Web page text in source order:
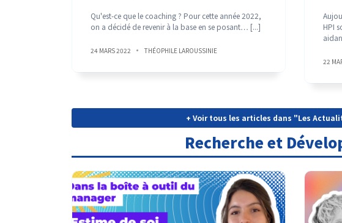
Qu'est-ce que le coaching ? Pour cette année 2022,
on a décidé de revenir à la base en se posant… [...]
24 MARS 2022 THÉOPHILE LAROUSSINIE
HPI
22
+ Voir tous les articles dans "Les
Recherche et